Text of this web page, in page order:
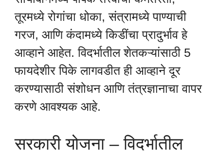
तूरमध्ये रोगांचा धोका, संत्रामध्ये पाण्याची
गरज, आणि कंदामध्ये किडींचा प्रादुर्भाव हे
आव्हाने आहेत. विदर्भातील शेतकऱ्यांसाठी 5
फायदेशीर पिके लागवडीत ही आव्हाने दूर
करण्यासाठी संशोधन आणि तंत्रज्ञानाचा वापर
करणे आवश्यक आहे.
सरकारी योजना – विदर्भातील